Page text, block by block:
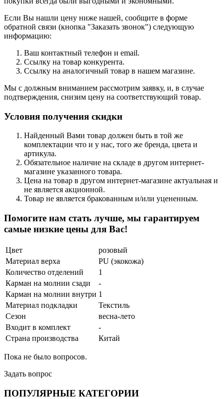
Если Вы нашли цену ниже нашей, сообщите в форме
обратной связи (кнопка "Заказать звонок") следующую
информацию:
Ваш контактный телефон и email.
Ссылку на товар конкурента.
Ссылку на аналогичный товар в нашем магазине.
Мы с должным вниманием рассмотрим заявку, и, в случае
подтверждения, снизим цену на соответствующий товар.
Условия получения скидки
Найденный Вами товар должен быть в той же
комплектации что и у нас, того же бренда, цвета и
артикула.
Обязательное наличие на складе в другом интернет-
магазине указанного товара.
Цена на товар в другом интернет-магазине актуальная и
не является акционной.
Товар не является бракованным и/или уцененным.
Помогите нам стать лучше, мы гарантируем
самые низкие цены для Вас!
Цвет
розовый
Материал верха
PU (экокожа)
Количество отделений
1
Карман на молнии сзади
-
Карман на молнии внутри 1
Материал подкладки
Текстиль
Сезон
весна-лето
Входит в комплект
-
Страна производства
Китай
Пока не было вопросов.
Задать вопрос
ПОПУЛЯРНЫЕ КАТЕГОРИИ